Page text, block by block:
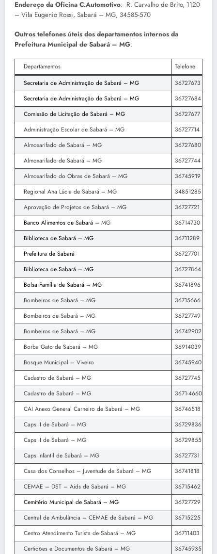
Endereço da Oficina C.Automotivo: R. Carvalho de Brito, 1120
– Vila Eugenio Rossi, Sabará – MG, 34585-570
Outros telefones úteis dos departamentos internos da
Prefeitura Municipal de Sabará – MG:
Departamentos
Telefone
Secretaria de Administração de Sabará – MG
36727673
Secretaria de Administração de Sabará – MG
36727684
Comissão de Licitação de Sabará – MG
36727677
Administração Escolar de Sabará – MG
36727714
Almoxarifado de Sabará – MG
36727680
Almoxarifado de Sabará – MG
36727744
Almoxarifado do Obras de Sabará – MG
36745919
Regional Ana Lúcia de Sabará – MG
34851285
Aprovação de Projetos de Sabará – MG
36727721
Banco Alimentos de Sabará – MG
36714730
Biblioteca de Sabará – MG
36711289
Prefeitura de Sabará
36727701
Biblioteca de Sabará – MG
36727864
Bolsa Família de Sabará – MG
36741896
Bombeiros de Sabará – MG
36715666
Bombeiros de Sabará – MG
36727749
Bombeiros de Sabará – MG
36742902
Borba Gato de Sabará – MG
36914039
Bosque Municipal – Viveiro
36745940
Cadastro de Sabará – MG
36727745
Cadastro de Sabará – MG
3671-4660
CAI Anexo General Carneiro de Sabará – MG
36746518
Caps II de Sabará – MG
36729836
Caps II de Sabará – MG
36729855
Caps infantil de Sabará – MG
36727731
Casa dos Conselhos – Juventude de Sabará – MG
36741818
CEMAE – DST – Aids de Sabará – MG
36715462
Cemitério Municipal de Sabará – MG
36727729
Central de Ambulância – CEMAE de Sabará – MG
36715225
Centro Atendimento Turista de Sabará – MG
36711403
Certidões e Documentos de Sabará – MG
36745935